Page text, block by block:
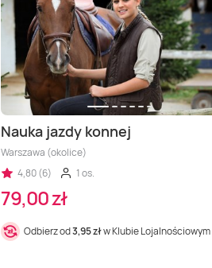
Nauka jazdy konnej
Warszawa (okolice)
4,80 (6)
1 os.
79,00 zł
Odbierz od3,95 złw Klubie Lojalnościowym